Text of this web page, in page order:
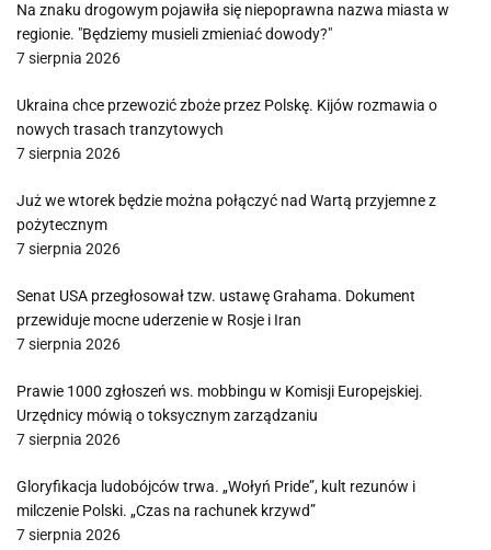
Na znaku drogowym pojawiła się niepoprawna nazwa miasta w
regionie. "Będziemy musieli zmieniać dowody?"
7 sierpnia 2026
Ukraina chce przewozić zboże przez Polskę. Kijów rozmawia o
nowych trasach tranzytowych
7 sierpnia 2026
Już we wtorek będzie można połączyć nad Wartą przyjemne z
pożytecznym
7 sierpnia 2026
Senat USA przegłosował tzw. ustawę Grahama. Dokument
przewiduje mocne uderzenie w Rosje i Iran
7 sierpnia 2026
Prawie 1000 zgłoszeń ws. mobbingu w Komisji Europejskiej.
Urzędnicy mówią o toksycznym zarządzaniu
7 sierpnia 2026
Gloryfikacja ludobójców trwa. „Wołyń Pride”, kult rezunów i
milczenie Polski. „Czas na rachunek krzywd”
7 sierpnia 2026